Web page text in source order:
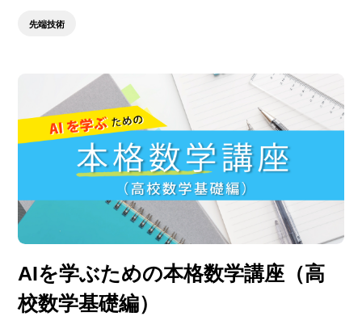
先端技術
AIを学ぶための本格数学講座（高
校数学基礎編）